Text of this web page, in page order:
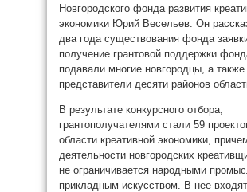
Новгородского фонда развития
экономики Юрий Весельев. Он
два года существования фонда
получение грантовой поддержки
подавали многие новгородцы, а также
представители десяти районов
В результате конкурсного отбора,
грантополучателями стали 59
области креативной экономики,
деятельности новгородских
не ограничивается народными
прикладным искусством. В нее входят